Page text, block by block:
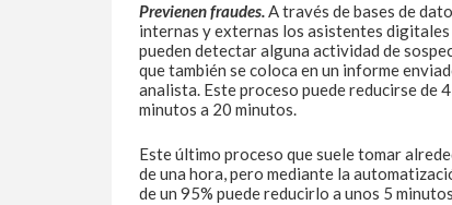
Previenen fraudes.A través de bases de
internas y externas los asistentes digitales
pueden detectar alguna actividad de
que también se coloca en un informe
analista. Este proceso puede reducirse de
minutos a 20 minutos.
Este último proceso que suele tomar
de una hora, pero mediante la
de un 95% puede reducirlo a unos 5